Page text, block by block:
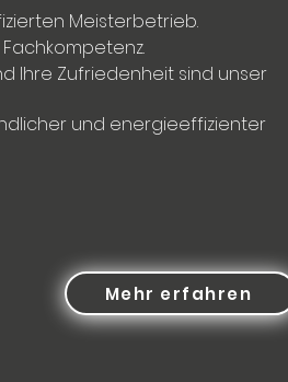
Meisterbetrieb.
Ihre Zufriedenheit sind unser
und energieeffizienter
Mehr erfahren